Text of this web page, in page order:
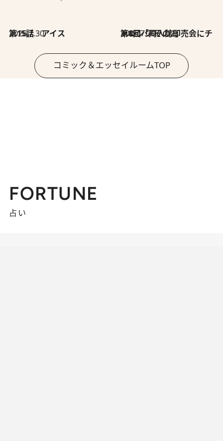
2026.7.30
第15話 アイス 2026.7.30
第8回「同人誌即売会にチャレンジ その2」
コミック＆エッセイルームTOP
FORTUNE
占い